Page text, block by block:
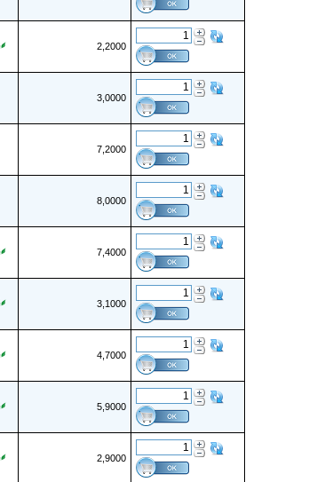
2,2000
3,0000
7,2000
8,0000
7,4000
3,1000
4,7000
5,9000
2,9000